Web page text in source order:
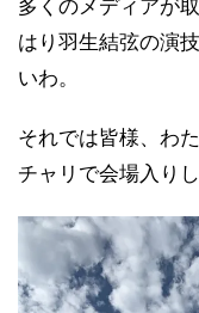
多くのメディアが
はり羽生結弦の演
いわ。
それでは皆様、わ
チャリで会場入り